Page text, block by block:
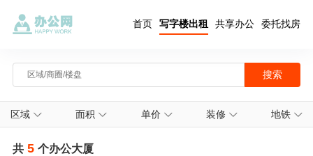
首页 写字楼出租 共享办公 委托找房
区域 面积 单价 装修 地铁
共 5 个办公大厦